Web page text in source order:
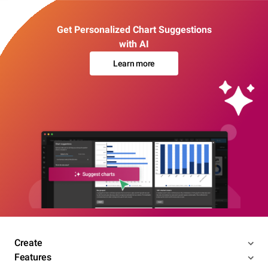
Get Personalized Chart Suggestions
with AI
Learn more
Create
Features